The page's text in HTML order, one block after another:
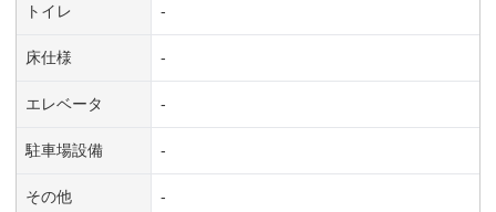
トイレ -
床仕様 -
エレベータ -
駐車場設備 -
その他 -